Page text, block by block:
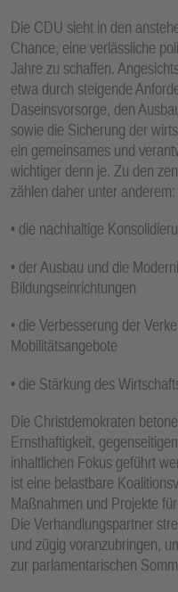
Die CDU sieht in den
Chance, eine verlässliche
Jahre zu schaffen.
etwa durch steigende
Daseinsvorsorge, den
sowie die Sicherung der
ein gemeinsames und
wichtiger denn je. Zu den
zählen daher unter anderem:
• die nachhaltige
• der Ausbau und die
Bildungseinrichtungen
• die Verbesserung der
Mobilitätsangebote
• die Stärkung des
Die Christdemokraten
Ernsthaftigkeit,
inhaltlichen Fokus geführt
ist eine belastbare
Maßnahmen und Projekte
Die Verhandlungspartner
und zügig voranzubringen,
zur parlamentarischen